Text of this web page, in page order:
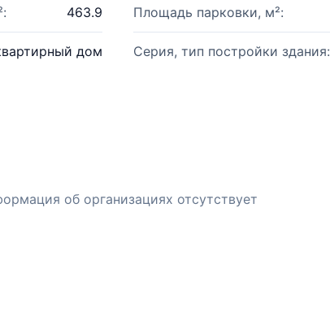
463.9 Площадь парковки, м²:
дом Серия, тип постройки здания:
об организациях отсутствует